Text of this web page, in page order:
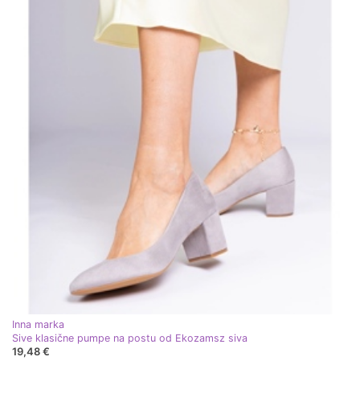
Inna marka
Sive klasične pumpe na postu od Ekozamsz siva
19,48 €